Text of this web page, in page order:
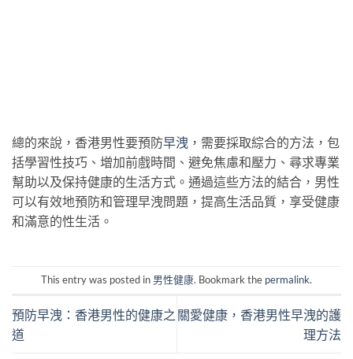
總的來說，香港男性要預防早洩 ，需要採取綜合的方法，包
括學習性技巧、增加前戲時間、避免焦慮和壓力、尋求專業
幫助以及保持健康的生活方式。通過這些方法的結合，男性
可以有效地預防和管理早洩問題，提高生活品質，享受健康
和滿意的性生活。
This entry was posted in 男性健康. Bookmark the permalink.
預防早洩：香港男性的健康之
道
關愛健康，香港男性早洩的護
理方法